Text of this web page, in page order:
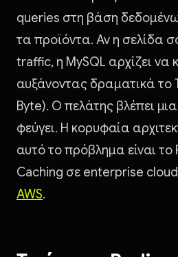
queries στη βάση
τα προϊόντα. Αν η σελίδα
traffic, η MySQL αρχίζει να
αυξάνοντας δραματικά το
Byte). Ο πελάτης βλέπει
φεύγει. Η κορυφαία
αυτό το πρόβλημα είναι
Caching σε enterprise
AWS.